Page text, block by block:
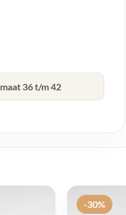
36 t/m 42
-30%